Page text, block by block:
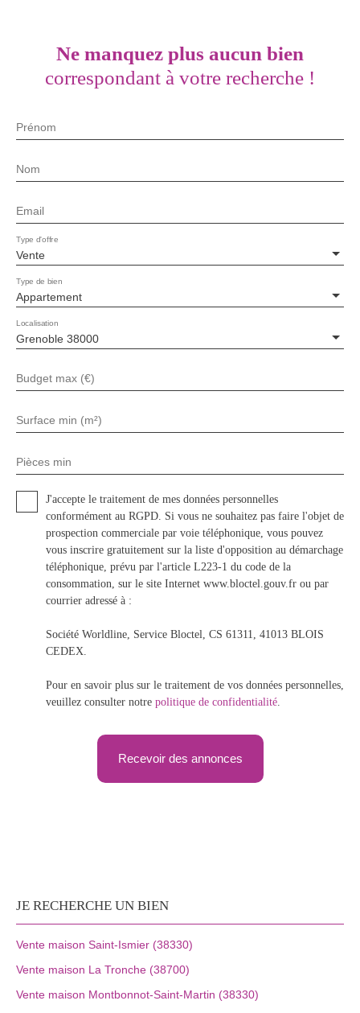
Ne manquez plus aucun bien
correspondant à votre recherche !
Prénom
Nom
Email
Vente
Type d'offre
Appartement
Type de bien
Grenoble 38000
Localisation
Budget max (€)
Surface min (m²)
Pièces min
J'accepte le traitement de mes données personnelles
conformément au RGPD. Si vous ne souhaitez pas faire l'objet de
prospection commerciale par voie téléphonique, vous pouvez
vous inscrire gratuitement sur la liste d'opposition au démarchage
téléphonique, prévu par l'article L223-1 du code de la
consommation, sur le site Internet www.bloctel.gouv.fr ou par
courrier adressé à :
Société Worldline, Service Bloctel, CS 61311, 41013 BLOIS
CEDEX.
Pour en savoir plus sur le traitement de vos données personnelles,
veuillez consulter notre politique de confidentialité.
Recevoir des annonces
JE RECHERCHE UN BIEN
Vente maison Saint-Ismier (38330)
Vente maison La Tronche (38700)
Vente maison Montbonnot-Saint-Martin (38330)